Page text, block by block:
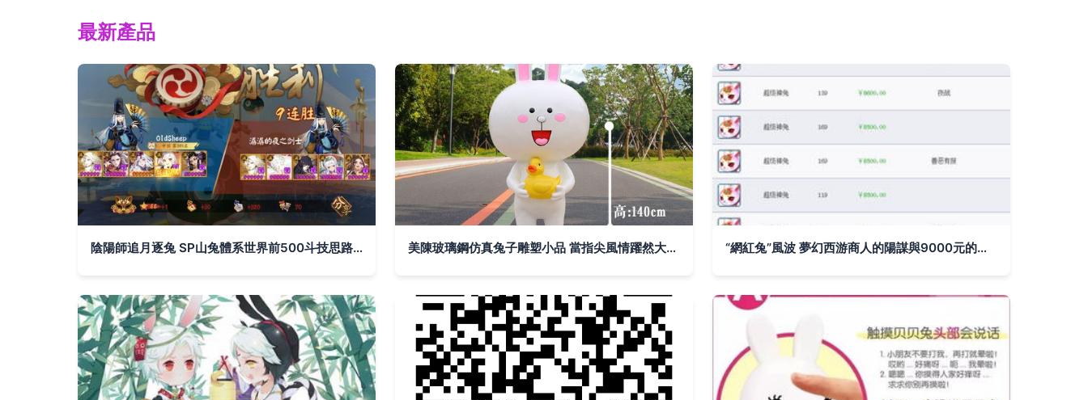
最新產品
陰陽師追月逐兔 SP山兔體系世界前500斗技思路解析 美陳玻璃鋼仿真兔子雕塑小品 當指尖風情躍然大地，百色“神兔”如何用樹脂雕塑演繹千年東方靈動？ “網紅兔”風波 夢幻西游商人的陽謀與9000元的虛幻泡沫